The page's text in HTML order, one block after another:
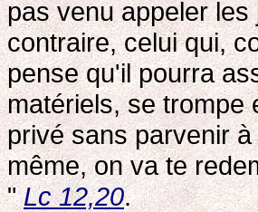
pas venu appeler
contraire, celui qui,
pense qu'il pourra
matériels, se trompe
privé sans parvenir
même, on va te
"Lc 12,20.